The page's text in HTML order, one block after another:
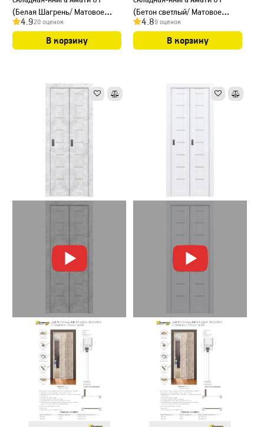
(Белая Шагрень/ Матовое
стекло) 40+40 см
4.920 оценок
В корзину
(Бетон светлый/ Матовое
стекло) 40+40 см
4.89 оценок
В корзину